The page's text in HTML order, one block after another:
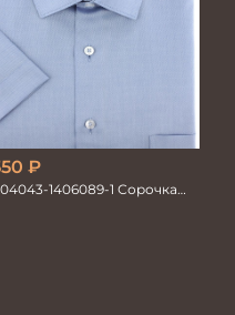
₽
1406089-1 Сорочка